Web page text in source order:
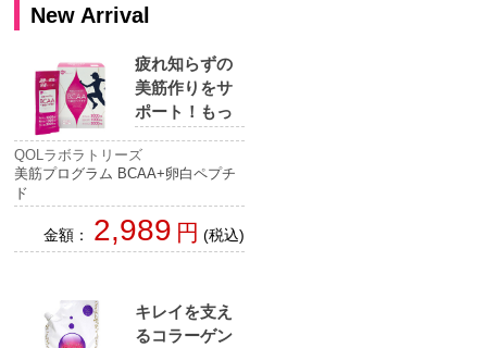
New Arrival
疲れ知らずの
美筋作りをサ
ポート！もっ
の生活が楽し
くなる！！
QOLラボラトリーズ
美筋プログラム BCAA+卵白ペプチ
ド
金額： 2,989 円 (税込)
キレイを支え
るコラーゲン